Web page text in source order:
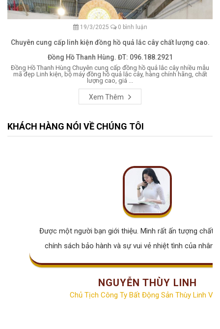
19/3/2025 0 bình luận
Chuyên cung cấp linh kiện đồng hồ quả lắc cây chất lượng cao.
Đồng Hồ Thanh Hùng. ĐT: 096.188.2921
Đồng Hồ Thanh Hùng Chuyên cung cấp đồng hồ quả lắc cây nhiều mẫu
mã đẹp Linh kiện, bộ máy đồng hồ quả lắc cây, hàng chính hãng, chất
lượng cao, giá ...
Xem Thêm
KHÁCH HÀNG NÓI VỀ CHÚNG TÔI
Được một người bạn giới thiệu. Mình rất ấn tượng chất
chính sách bảo hành và sự vui vẻ nhiệt tình của nhân
NGUYỄN THÙY LINH
Chủ Tịch Công Ty Bất Động Sản Thùy Linh